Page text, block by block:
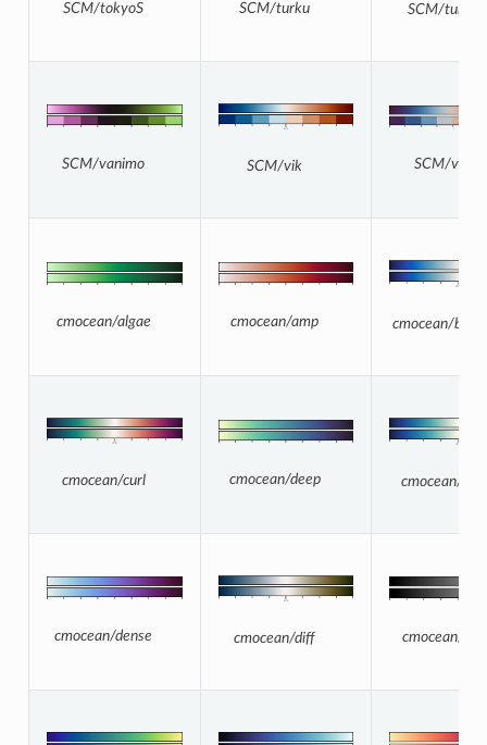
SCM/tokyoS SCM/turku SCM/turkuS
SCM/vanimo SCM/vik SCM/vikO
cmocean/algae cmocean/amp cmocean/
cmocean/curl cmocean/deep cmocean/
cmocean/dense cmocean/diff cmocean/